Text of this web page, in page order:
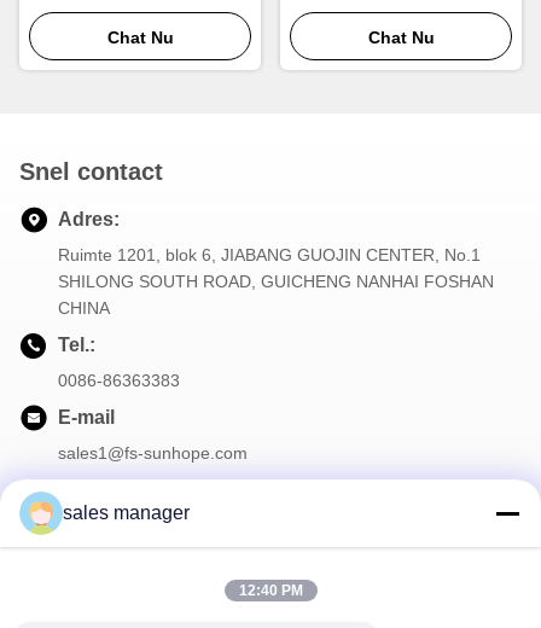
Clinching Machine voor
Automotive Plastic Tanks
Chat Nu
Machine. 220V High-Speed
Radiator Crimper
Chat Nu
Snel contact
Adres:
Ruimte 1201, blok 6, JIABANG GUOJIN CENTER, No.1
SHILONG SOUTH ROAD, GUICHENG NANHAI FOSHAN
CHINA
Tel.:
0086-86363383
E-mail
sales1@fs-sunhope.com
sales manager
12:40 PM